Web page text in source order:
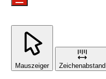
Mauszeiger Zeichenabstand